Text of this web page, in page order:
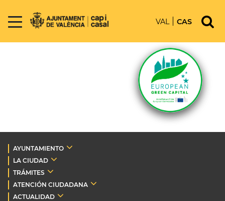
VAL CAS
AYUNTAMIENTO
LA CIUDAD
TRÁMITES
ATENCIÓN CIUDADANA
ACTUALIDAD